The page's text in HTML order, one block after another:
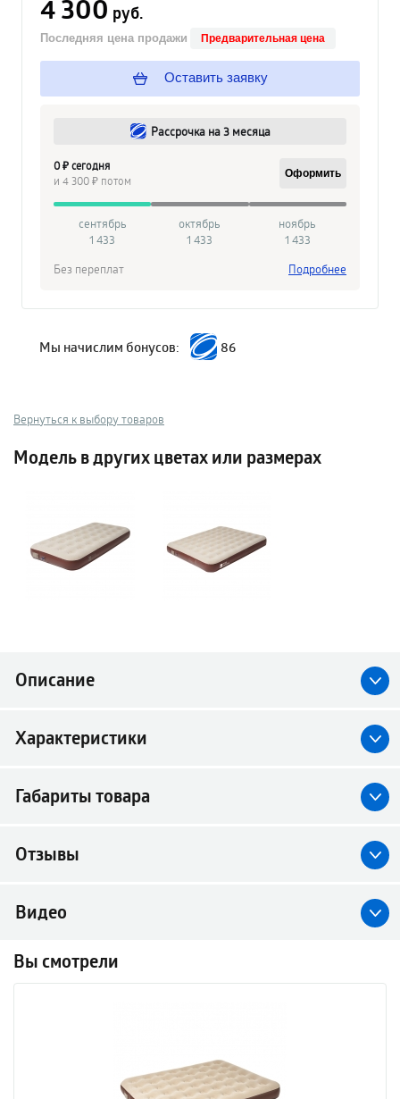
4 300 руб.
Последняя цена продажи Предварительная цена
Оставить заявку
Рассрочка на 3 месяца
0 ₽ сегодня
и 4 300 ₽ потом
Оформить
сентябрь
1 433
октябрь
1 433
ноябрь
1 433
Без переплат
Подробнее
Мы начислим бонусов: 86
Вернуться к выбору товаров
Модель в других цветах или размерах
Описание
Характеристики
Габариты товара
Отзывы
Видео
Вы смотрели